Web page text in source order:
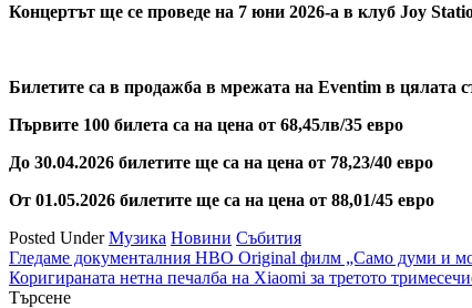
Концертът ще се проведе на 7 юни 2026-а в клуб Joy
Билетите са в продажба в мрежaта на Eventim в цялата
Първите 100 билета са на цена от 68,45лв/35 евро
До 30.04.2026 билетите ще са на цена от 78,23/40 евро
От 01.05.2026 билетите ще са на цена от 88,01/45 евро
Posted UnderМузика Новини Събития
Навигация
Гледаме документалния HBO Original филм „Само думи и
Коригираната нетна печалба на Xiaomi за третото
Търсене